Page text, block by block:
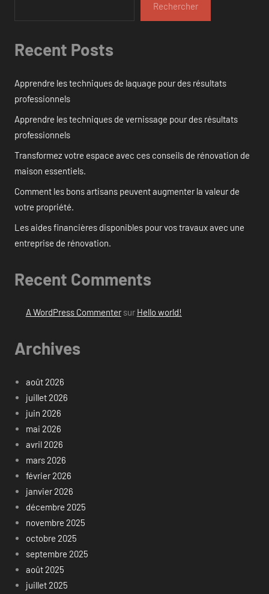
Rechercher
Recent Posts
Apprendre les techniques de laquage pour des résultats
professionnels
Apprendre les techniques de vernissage pour des résultats
professionnels
Transformez votre espace avec ces conseils de rénovation de
maison essentiels.
Comment les bons artisans peuvent augmenter la valeur de
votre propriété.
Les aides financières disponibles pour vos travaux avec une
entreprise de rénovation.
Recent Comments
A WordPress Commentersur Hello world!
Archives
août 2026
juillet 2026
juin 2026
mai 2026
avril 2026
mars 2026
février 2026
janvier 2026
décembre 2025
novembre 2025
octobre 2025
septembre 2025
août 2025
juillet 2025